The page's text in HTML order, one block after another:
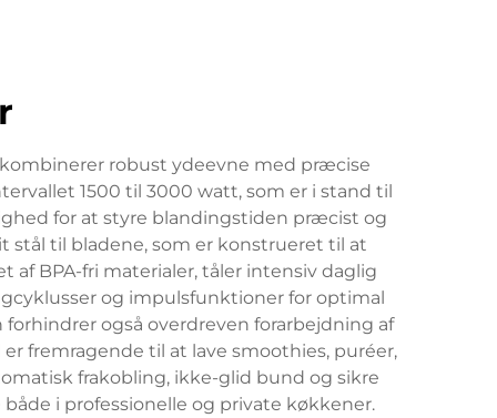
robust ydeevne med præcise
1500 til 3000 watt, som er i stand til
for at styre blandingstiden præcist og
til bladene, som er konstrueret til at
BPA-fri materialer, tåler intensiv daglig
og impulsfunktioner for optimal
også overdreven forarbejdning af
fremragende til at lave smoothies, puréer,
frakobling, ikke-glid bund og sikre
i professionelle og private køkkener.